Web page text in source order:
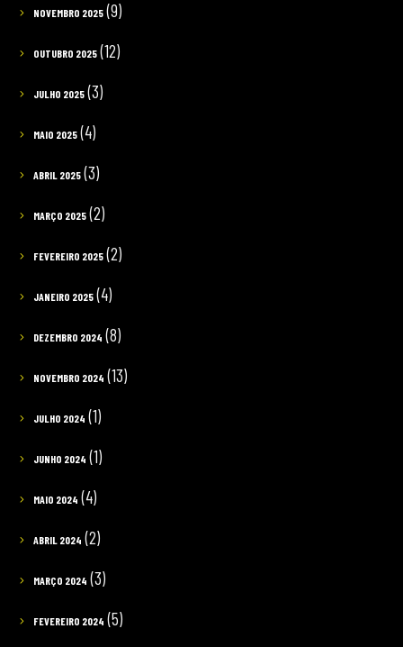
NOVEMBRO 2025(9)
OUTUBRO 2025(12)
JULHO 2025(3)
MAIO 2025(4)
ABRIL 2025(3)
MARÇO 2025(2)
FEVEREIRO 2025(2)
JANEIRO 2025(4)
DEZEMBRO 2024 (8)
NOVEMBRO 2024 (13)
JULHO 2024 (1)
JUNHO 2024 (1)
MAIO 2024 (4)
ABRIL 2024 (2)
MARÇO 2024 (3)
FEVEREIRO 2024 (5)